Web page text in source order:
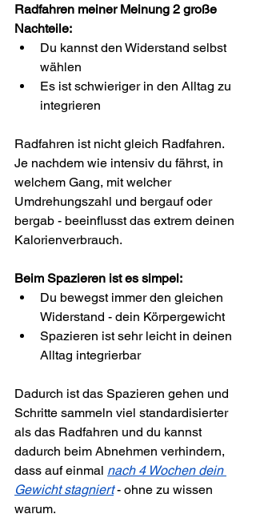
Radfahren meiner Meinung 2 große
Nachteile:
Du kannst den Widerstand selbst
wählen
Es ist schwieriger in den Alltag zu
integrieren
Radfahren ist nicht gleich Radfahren.
Je nachdem wie intensiv du fährst, in
welchem Gang, mit welcher
Umdrehungszahl und bergauf oder
bergab - beeinflusst das extrem deinen
Kalorienverbrauch.
Beim Spazieren ist es simpel:
Du bewegst immer den gleichen
Widerstand - dein Körpergewicht
Spazieren ist sehr leicht in deinen
Alltag integrierbar
Dadurch ist das Spazieren gehen und
Schritte sammeln viel standardisierter
als das Radfahren und du kannst
dadurch beim Abnehmen verhindern,
dass auf einmal nach 4 Wochen dein
Gewicht stagniert - ohne zu wissen
warum.